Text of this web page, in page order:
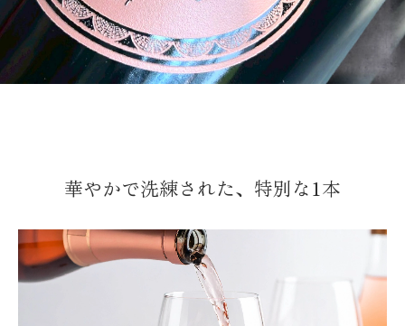
華やかで洗練された、特別な1本